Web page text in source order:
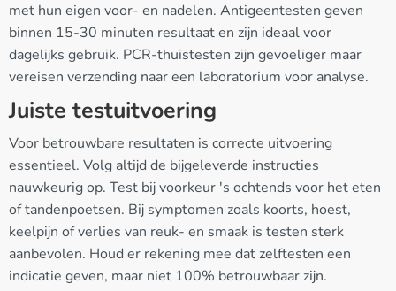
met hun eigen voor- en nadelen. Antigeentesten geven
binnen 15-30 minuten resultaat en zijn ideaal voor
dagelijks gebruik. PCR-thuistesten zijn gevoeliger maar
vereisen verzending naar een laboratorium voor analyse.
Juiste testuitvoering
Voor betrouwbare resultaten is correcte uitvoering
essentieel. Volg altijd de bijgeleverde instructies
nauwkeurig op. Test bij voorkeur 's ochtends voor het eten
of tandenpoetsen. Bij symptomen zoals koorts, hoest,
keelpijn of verlies van reuk- en smaak is testen sterk
aanbevolen. Houd er rekening mee dat zelftesten een
indicatie geven, maar niet 100% betrouwbaar zijn.